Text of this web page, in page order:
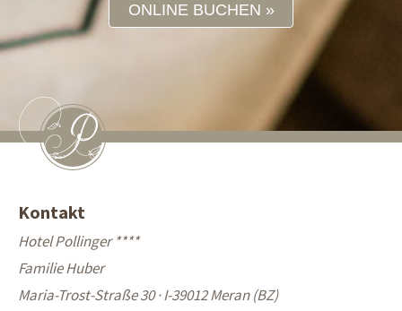
ONLINE BUCHEN
Kontakt
Hotel Pollinger ****
Familie Huber
Maria-Trost-Straße 30 · I-39012 Meran (BZ)